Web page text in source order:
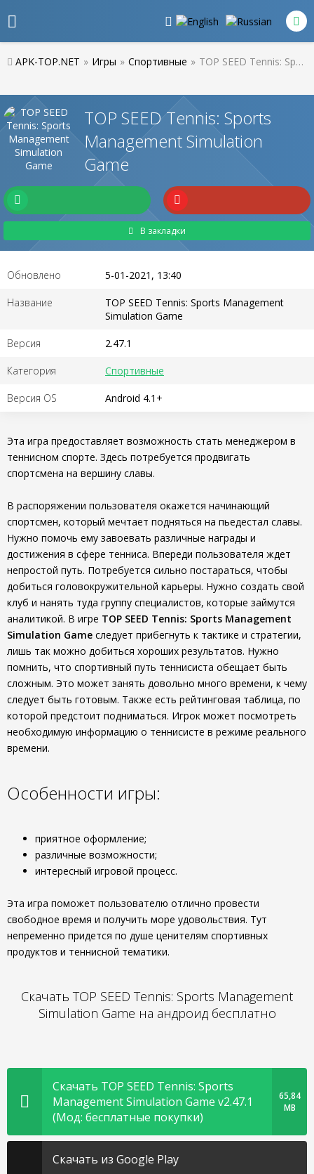
APK-TOP.NET » Игры » Спортивные » TOP SEED Tennis: Sports Management Simulation Game
TOP SEED Tennis: Sports
Management Simulation
Game
В закладки
Обновлено 5-01-2021, 13:40
Название
TOP SEED Tennis: Sports Management
Simulation Game
Версия 2.47.1
Категория Спортивные
Версия OS Android 4.1+
Эта игра предоставляет возможность стать менеджером в
теннисном спорте. Здесь потребуется продвигать
спортсмена на вершину славы.
В распоряжении пользователя окажется начинающий
спортсмен, который мечтает подняться на пьедестал славы.
Нужно помочь ему завоевать различные награды и
достижения в сфере тенниса. Впереди пользователя ждет
непростой путь. Потребуется сильно постараться, чтобы
добиться головокружительной карьеры. Нужно создать свой
клуб и нанять туда группу специалистов, которые займутся
аналитикой. В игре TOP SEED Tennis: Sports Management
Simulation Game следует прибегнуть к тактике и стратегии,
лишь так можно добиться хороших результатов. Нужно
помнить, что спортивный путь теннисиста обещает быть
сложным. Это может занять довольно много времени, к чему
следует быть готовым. Также есть рейтинговая таблица, по
которой предстоит подниматься. Игрок может посмотреть
необходимую информацию о теннисисте в режиме реального
времени.
Особенности игры:
приятное оформление;
различные возможности;
интересный игровой процесс.
Эта игра поможет пользователю отлично провести
свободное время и получить море удовольствия. Тут
непременно придется по душе ценителям спортивных
продуктов и теннисной тематики.
Скачать TOP SEED Tennis: Sports Management
Simulation Game на андроид бесплатно
Скачать TOP SEED Tennis: Sports
Management Simulation Game v2.47.1
(Мод: бесплатные покупки)
65,84
MB
Скачать из Google Play